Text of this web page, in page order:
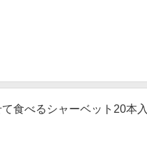
食べるシャーベット20本入